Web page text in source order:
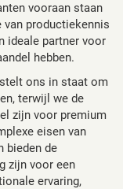
vooraan staan
van productiekennis
ideale partner voor
hebben.
ons in staat om
terwijl we de
zijn voor premium
eisen van
bieden de
zijn voor een
ervaring,